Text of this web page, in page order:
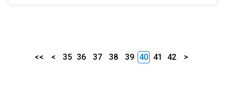
<< < 35 36 37 38 39 40 41 42 >